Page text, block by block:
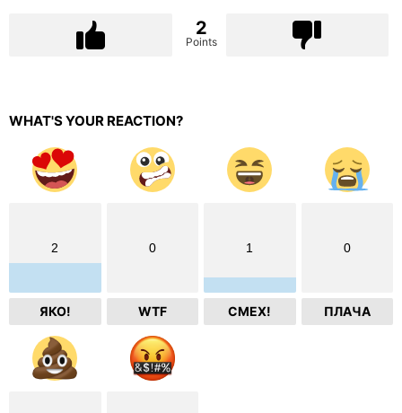
2
Points
WHAT'S YOUR REACTION?
2
ЯКО!
0
WTF
1
СМЕХ!
0
ПЛАЧА